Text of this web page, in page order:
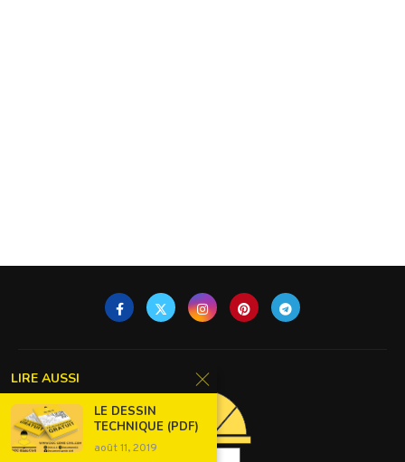
LIRE AUSSI
LE DESSIN
TECHNIQUE (PDF)
août 11, 2019